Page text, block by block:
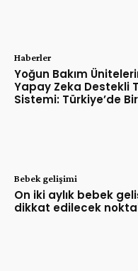
Haberler
Yoğun Bakım
Yapay Zeka Destekli
Sistemi: Türkiye’de
Bebek gelişimi
On iki aylık bebek
dikkat edilecek